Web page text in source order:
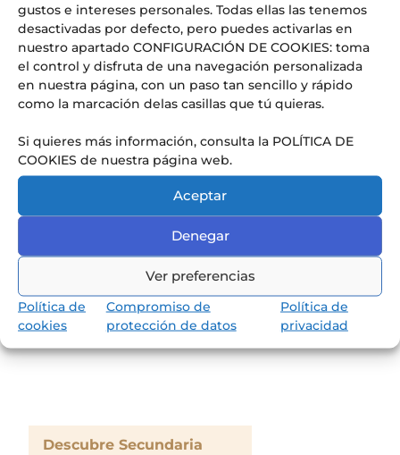
gustos e intereses personales. Todas ellas las tenemos
desactivadas por defecto, pero puedes activarlas en
nuestro apartado CONFIGURACIÓN DE COOKIES: toma
el control y disfruta de una navegación personalizada
en nuestra página, con un paso tan sencillo y rápido
como la marcación delas casillas que tú quieras.
Si quieres más información, consulta la POLÍTICA DE
COOKIES de nuestra página web.
Aceptar
Denegar
Ver preferencias
Política de
cookies
Compromiso de
protección de datos
Política de
privacidad
Conoce nuestra pedagogía
de infantil y primaria
Los niños van a aprender jugando,
reflexionando y memorizando.
Descubrir
Descubre Secundaria